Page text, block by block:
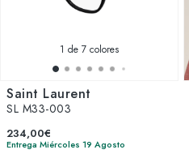
1 de 7 colores
Saint Laurent
SL M33-003
234,00€
Entrega Miércoles 19 Agosto